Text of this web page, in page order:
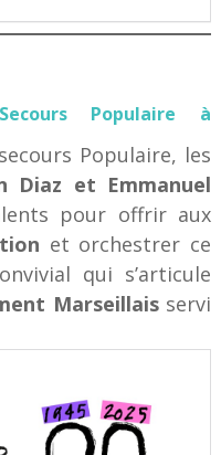
Populaire à
Populaire, les
Diaz et Emmanuel
pour offrir aux
et orchestrer ce
qui s’articule
Marseillaisservi